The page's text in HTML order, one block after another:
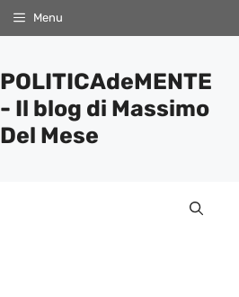
Menu
POLITICAdeMENTE
- Il blog di Massimo
Del Mese